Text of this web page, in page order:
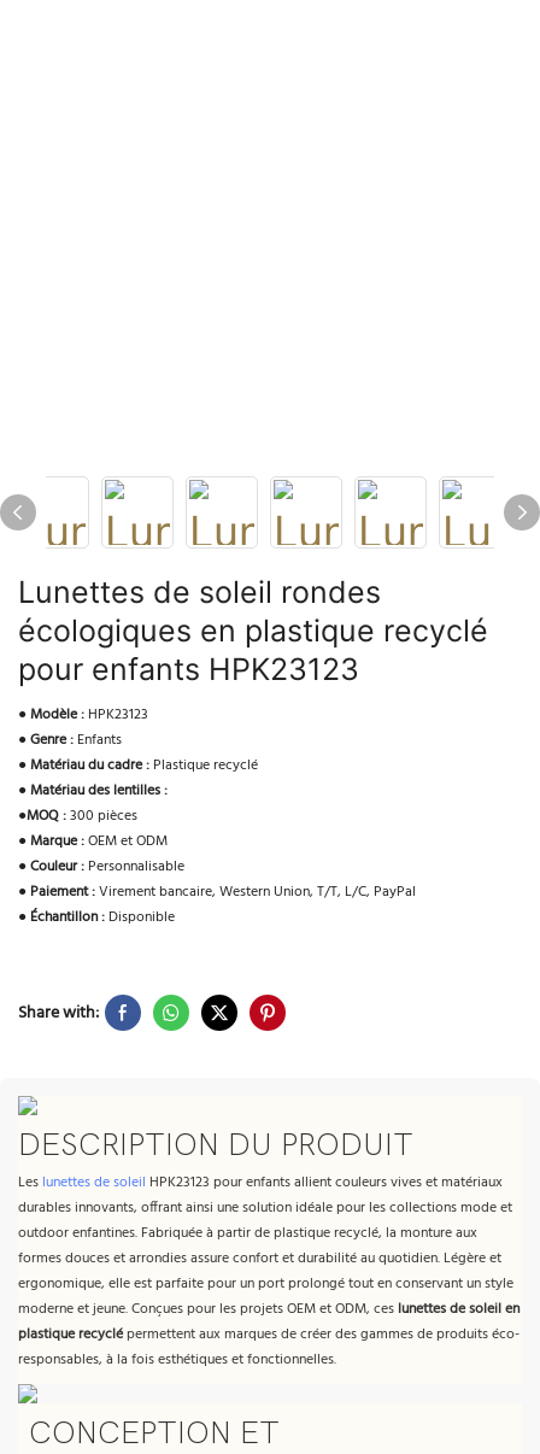
Lunettes de soleil rondes
écologiques en plastique recyclé
pour enfants HPK23123
●Modèle : HPK23123
●Genre : Enfants
●Matériau du cadre : Plastique recyclé
●Matériau des lentilles :
●MOQ :300 pièces
●Marque :OEM et ODM
●Couleur : Personnalisable
● Paiement :Virement bancaire, Western Union, T/T, L/C, PayPal
● Échantillon : Disponible
Share with:
DESCRIPTION DU PRODUIT
Les lunettes de soleil HPK23123 pour enfants allient couleurs vives et matériaux
durables innovants, offrant ainsi une solution idéale pour les collections mode et
outdoor enfantines. Fabriquée à partir de plastique recyclé, la monture aux
formes douces et arrondies assure confort et durabilité au quotidien. Légère et
ergonomique, elle est parfaite pour un port prolongé tout en conservant un style
moderne et jeune. Conçues pour les projets OEM et ODM, ces lunettes de soleil en
plastique recyclépermettent aux marques de créer des gammes de produits éco-
responsables, à la fois esthétiques et fonctionnelles.
CONCEPTION ET